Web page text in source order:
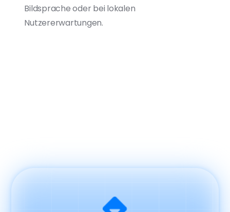
Bildsprache oder bei lokalen
Nutzererwartungen.